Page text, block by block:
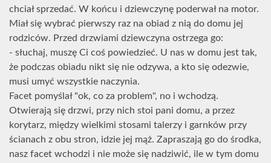
chciał sprzedać. W końcu i dziewczynę poderwał na motor.
Miał się wybrać pierwszy raz na obiad z nią do domu jej
rodziców. Przed drzwiami dziewczyna ostrzega go:
- słuchaj, muszę Ci coś powiedzieć. U nas w domu jest tak,
że podczas obiadu nikt się nie odzywa, a kto się odezwie,
musi umyć wszystkie naczynia.
Facet pomyślał "ok, co za problem", no i wchodzą.
Otwierają się drzwi, przy nich stoi pani domu, a przez
korytarz, między wielkimi stosami talerzy i garnków przy
ścianach z obu stron, idzie jej mąż. Zapraszają go do środka,
nasz facet wchodzi i nie może się nadziwić, ile w tym domu